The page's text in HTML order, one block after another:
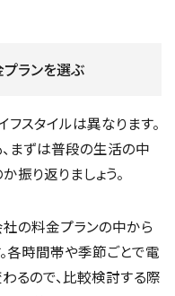
ランを選ぶ
スタイルは異なります。
まずは普段の生活の中
り返りましょう。
の料金プランの中から
各時間帯や季節ごとで電
るので、比較検討する際